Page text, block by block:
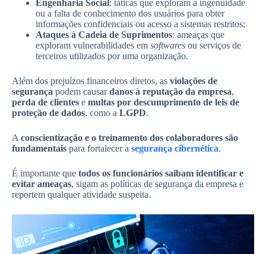
Engenharia Social: táticas que exploram a ingenuidade
ou a falta de conhecimento dos usuários para obter
informações confidenciais ou acesso a sistemas restritos;
Ataques à Cadeia de Suprimentos: ameaças que
exploram vulnerabilidades em softwares ou serviços de
terceiros utilizados por uma organização.
Além dos prejuízos financeiros diretos, as violações de
segurança podem causardanos à reputação da empresa,
perda de clientes e multas por descumprimento de leis de
proteção de dados, como a LGPD.
A conscientização e o treinamento dos colaboradores são
fundamentais para fortalecer a segurança cibernética.
É importante que todos os funcionários saibam identificar e
evitar ameaças, sigam as políticas de segurança da empresa e
reportem qualquer atividade suspeita.